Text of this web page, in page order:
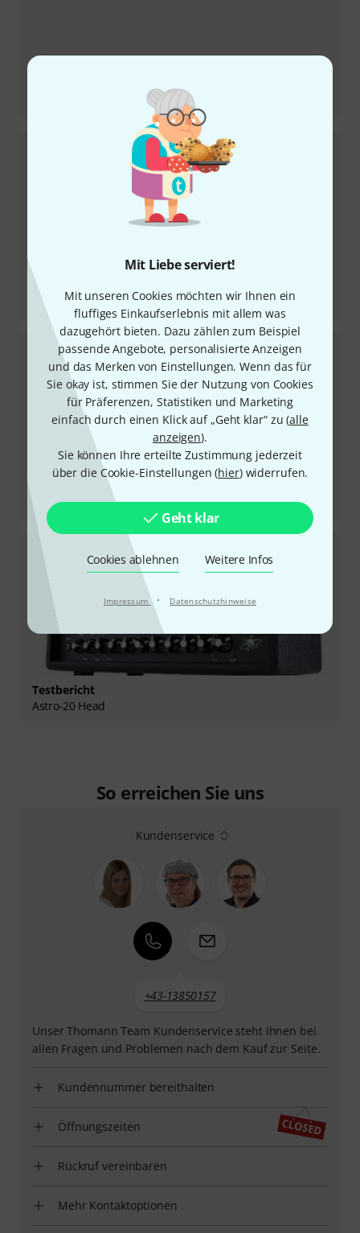
Mit Liebe serviert!
Mit unseren Cookies möchten wir Ihnen ein
fluffiges Einkaufserlebnis mit allem was
dazugehört bieten. Dazu zählen zum Beispiel
passende Angebote, personalisierte Anzeigen
und das Merken von Einstellungen. Wenn das für
Sie okay ist, stimmen Sie der Nutzung von Cookies
für Präferenzen, Statistiken und Marketing
einfach durch einen Klick auf „Geht klar“ zu (alle
anzeigen).
Sie können Ihre erteilte Zustimmung jederzeit
über die Cookie-Einstellungen (hier) widerrufen.
Geht klar
Cookies ablehnen Weitere Infos
Impressum · Datenschutzhinweise
Testbericht
SLO Plus Overdrive
SLO 30 Classic Head
Testbericht
Astro-20 Head
So erreichen Sie uns
Kundenservice
+43-13850157
Unser Thomann Team Kundenservice steht Ihnen bei
allen Fragen und Problemen nach dem Kauf zur Seite.
Kundennummer bereithalten
Öffnungszeiten
Rückruf vereinbaren
Mehr Kontaktoptionen